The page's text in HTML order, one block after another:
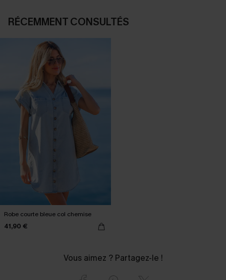
RÉCEMMENT CONSULTÉS
Robe courte bleue col chemise
41,90 €
Vous aimez ? Partagez-le !